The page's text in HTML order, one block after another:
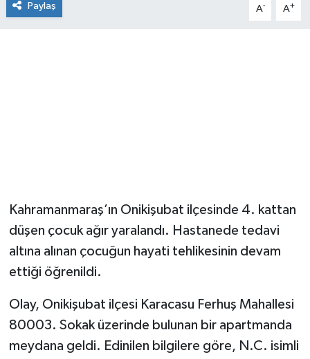
Paylaş A- A+
Kahramanmaraş’ın Onikişubat ilçesinde 4. kattan
düşen çocuk ağır yaralandı. Hastanede tedavi
altına alınan çocuğun hayati tehlikesinin devam
ettiği öğrenildi.
Olay, Onikişubat ilçesi Karacasu Ferhuş Mahallesi
80003. Sokak üzerinde bulunan bir apartmanda
meydana geldi. Edinilen bilgilere göre, N.C. isimli